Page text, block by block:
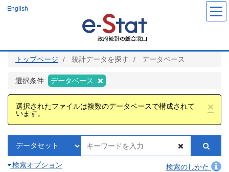
ツ
English
トップページ 統計データを探す データベース
選択条件: データベース
×
選択されたファイルは複数のデータベースで構成されて
います。
検索オプション
検索のしかた